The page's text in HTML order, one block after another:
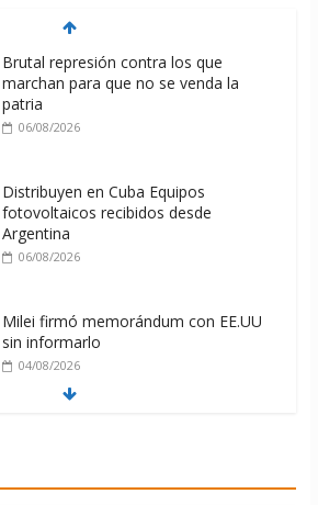
Brutal represión contra los que
marchan para que no se venda la
patria
06/08/2026
Distribuyen en Cuba Equipos
fotovoltaicos recibidos desde
Argentina
06/08/2026
Milei firmó memorándum con EE.UU
sin informarlo
04/08/2026
con Rusia y China